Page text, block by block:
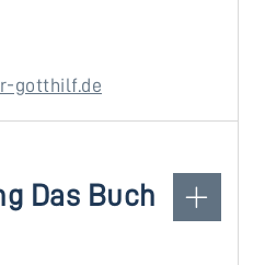
gotthilf.de
Das Buch